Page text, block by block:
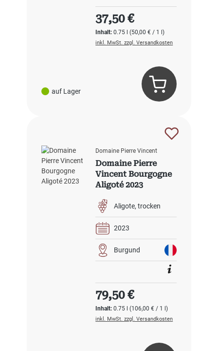
auf Lager
Inhalt:0.75 l(50,00 € / 1 l)
Regulärer Preis:
37,50 €
inkl. MwSt. zzgl. Versandkosten
Domaine Pierre Vincent
Domaine Pierre
Vincent Bourgogne
Aligoté 2023
Aligote trocken
2023
Burgund
Inhalt:0.75 l(106,00 € / 1 l)
Regulärer Preis:
79,50 €
inkl. MwSt. zzgl. Versandkosten